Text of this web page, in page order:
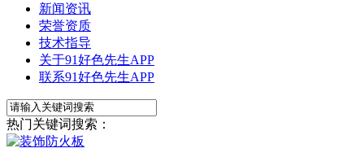
新闻资讯
荣誉资质
技术指导
关于91好色先生APP
联系91好色先生APP
热门关键词搜索：